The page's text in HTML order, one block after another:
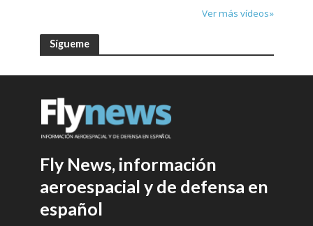
Ver más vídeos»
Sígueme
Fly News, información
aeroespacial y de defensa en
español